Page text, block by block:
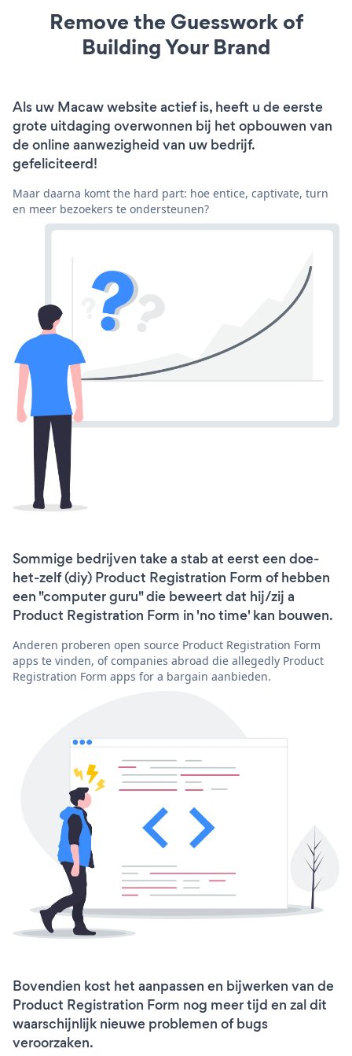
Remove the Guesswork of
Building Your Brand
Als uw Macaw website actief is, heeft u de eerste
grote uitdaging overwonnen bij het opbouwen van
de online aanwezigheid van uw bedrijf.
gefeliciteerd!
Maar daarna komt the hard part: hoe entice, captivate, turn
en meer bezoekers te ondersteunen?
Sommige bedrijven take a stab at eerst een doe-
het-zelf (diy) Product Registration Form of hebben
een "computer guru" die beweert dat hij/zij a
Product Registration Form in 'no time' kan bouwen.
Anderen proberen open source Product Registration Form
apps te vinden, of companies abroad die allegedly Product
Registration Form apps for a bargain aanbieden.
Bovendien kost het aanpassen en bijwerken van de
Product Registration Form nog meer tijd en zal dit
waarschijnlijk nieuwe problemen of bugs
veroorzaken.